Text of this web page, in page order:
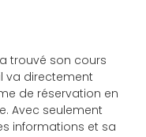
trouvé son cours
va directement
de réservation en
Avec seulement
informations et sa